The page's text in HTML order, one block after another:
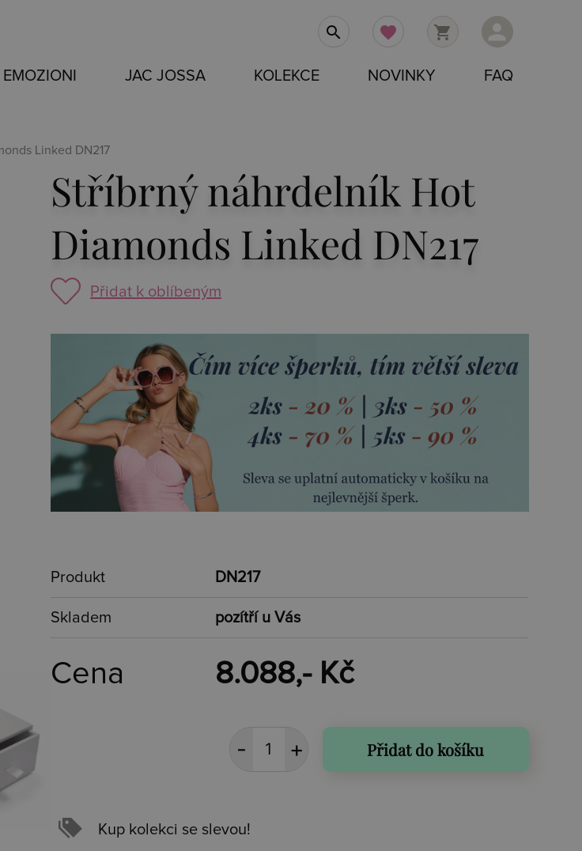
person
shopping_cart
favorite
search
EMOZIONI JAC JOSSA KOLEKCE NOVINKY FAQ
Linked DN217
Stříbrný náhrdelník Hot
Diamonds Linked DN217
Přidat k oblíbeným
Produkt DN217
Skladem pozítří u Vás
Cena 8.088,- Kč
Přidat do košíku
Kup kolekci se slevou!